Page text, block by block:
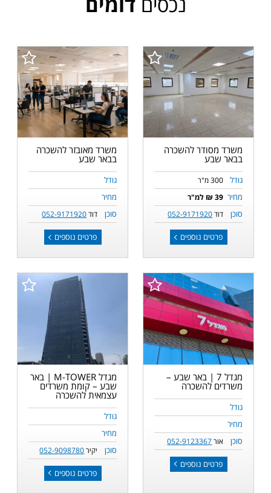
משרד מסודר להשכרה
בבאר שבע
גודל 300 מ"ר
מחיר 39 ₪ למ"ר
סוכן דוד052-9171920
פרטים נוספים
משרד מאובזר להשכרה
בבאר שבע
גודל
מחיר
סוכן
דוד052-9171920
פרטים נוספים
מגדל 7 | באר שבע –
משרדים להשכרה
גודל
מחיר
סוכן
אור052-9123367
פרטים נוספים
מגדל M-TOWER | באר
שבע – קומת משרדים
עצמאית להשכרה
גודל
מחיר
סוכן
יקיר052-9098780
פרטים נוספים